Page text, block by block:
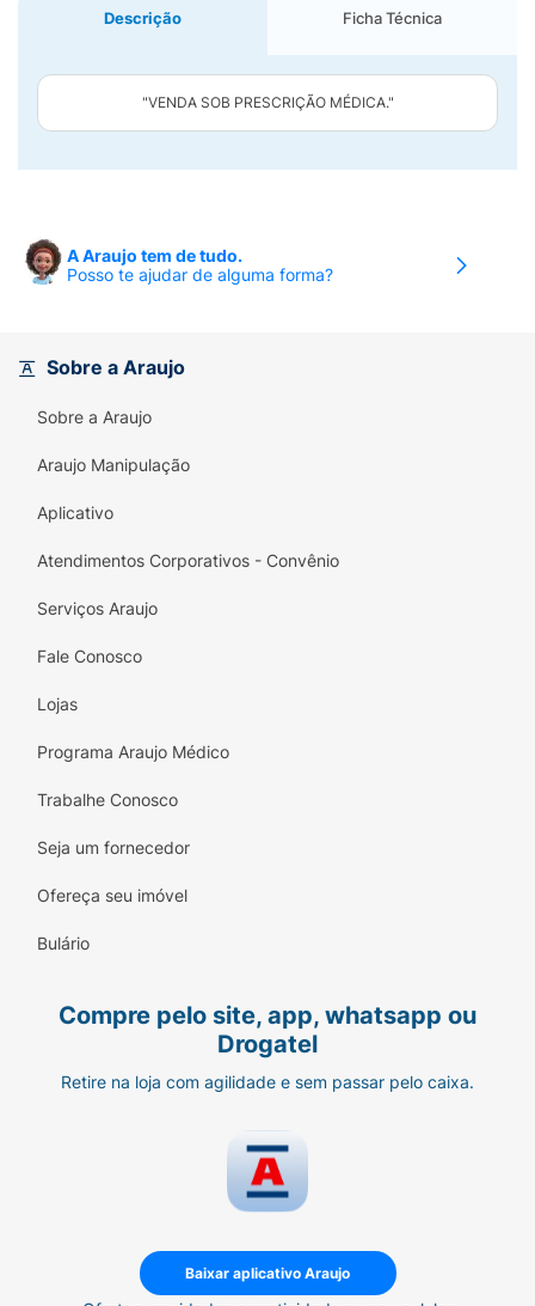
Descrição Ficha Técnica
"VENDA SOB PRESCRIÇÃO MÉDICA."
A Araujo tem de tudo.
Posso te ajudar de alguma forma?
Sobre a Araujo
Sobre a Araujo
Araujo Manipulação
Aplicativo
Atendimentos Corporativos - Convênio
Serviços Araujo
Fale Conosco
Lojas
Programa Araujo Médico
Trabalhe Conosco
Seja um fornecedor
Ofereça seu imóvel
Bulário
Compre pelo site, app, whatsapp ou
Drogatel
Retire na loja com agilidade e sem passar pelo caixa.
Baixar aplicativo Araujo